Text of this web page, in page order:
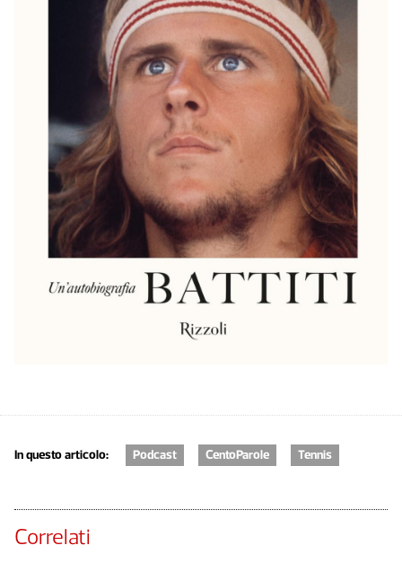
In questo articolo: Podcast CentoParole Tennis
Correlati